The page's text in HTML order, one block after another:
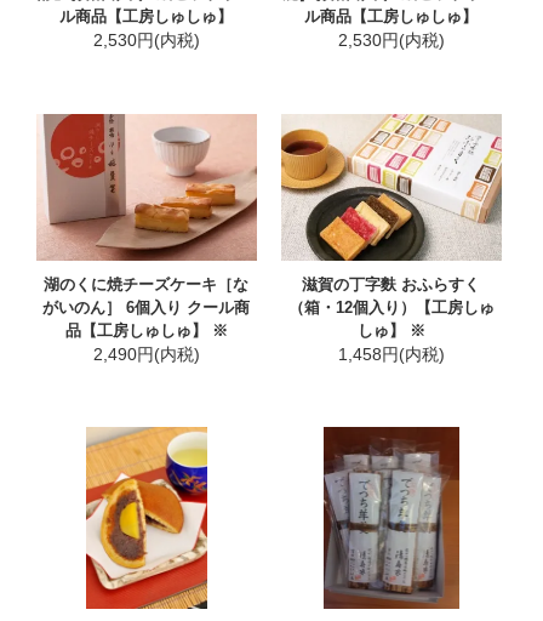
ル商品【工房しゅしゅ】
2,530円(内税)
ル商品【工房しゅしゅ】
2,530円(内税)
湖のくに焼チーズケーキ［な
がいのん］ 6個入り クール商
品【工房しゅしゅ】 ※
2,490円(内税)
滋賀の丁字麩 おふらすく
（箱・12個入り）【工房しゅ
しゅ】 ※
1,458円(内税)